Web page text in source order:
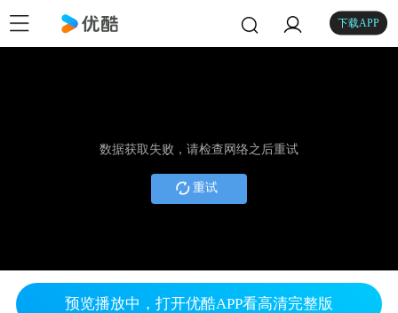
下载APP
数据获取失败，请检查网络之后重试
重试
预览播放中，打开优酷APP看高清完整版